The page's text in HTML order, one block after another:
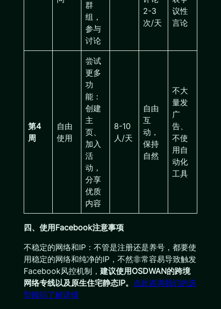
群
组，
参与
讨论
2-3
次/天
议性
言论
第4
周
自由
使用
尝试
更多
功
能：
创建
主
页、
加入
活
动，
分享
优质
内容
8-10
人/天
自由
互
动，
保持
自然
不大
量发
广
告、
不使
用自
动化
工具
四、使用Facebook注意事项
不稳定的网络和IP：不管是注册还是养号，都要使
用稳定的网络和纯净的IP，不然非常容易导致触发
Facebook风控机制， 建议使用OSDWAN的跨境
网络专线以及原生住宅静态IP。 点此咨询我们的选
型顾问了解详情